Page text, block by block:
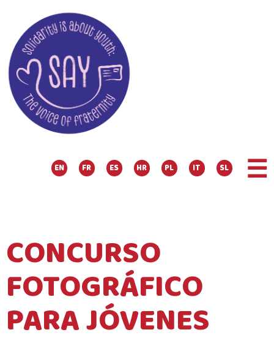
EN FR ES HR PL IT SL ☰
CONCURSO
FOTOGRÁFICO
PARA JÓVENES